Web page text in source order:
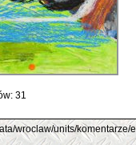
31
wroclaw/units/komentarze/